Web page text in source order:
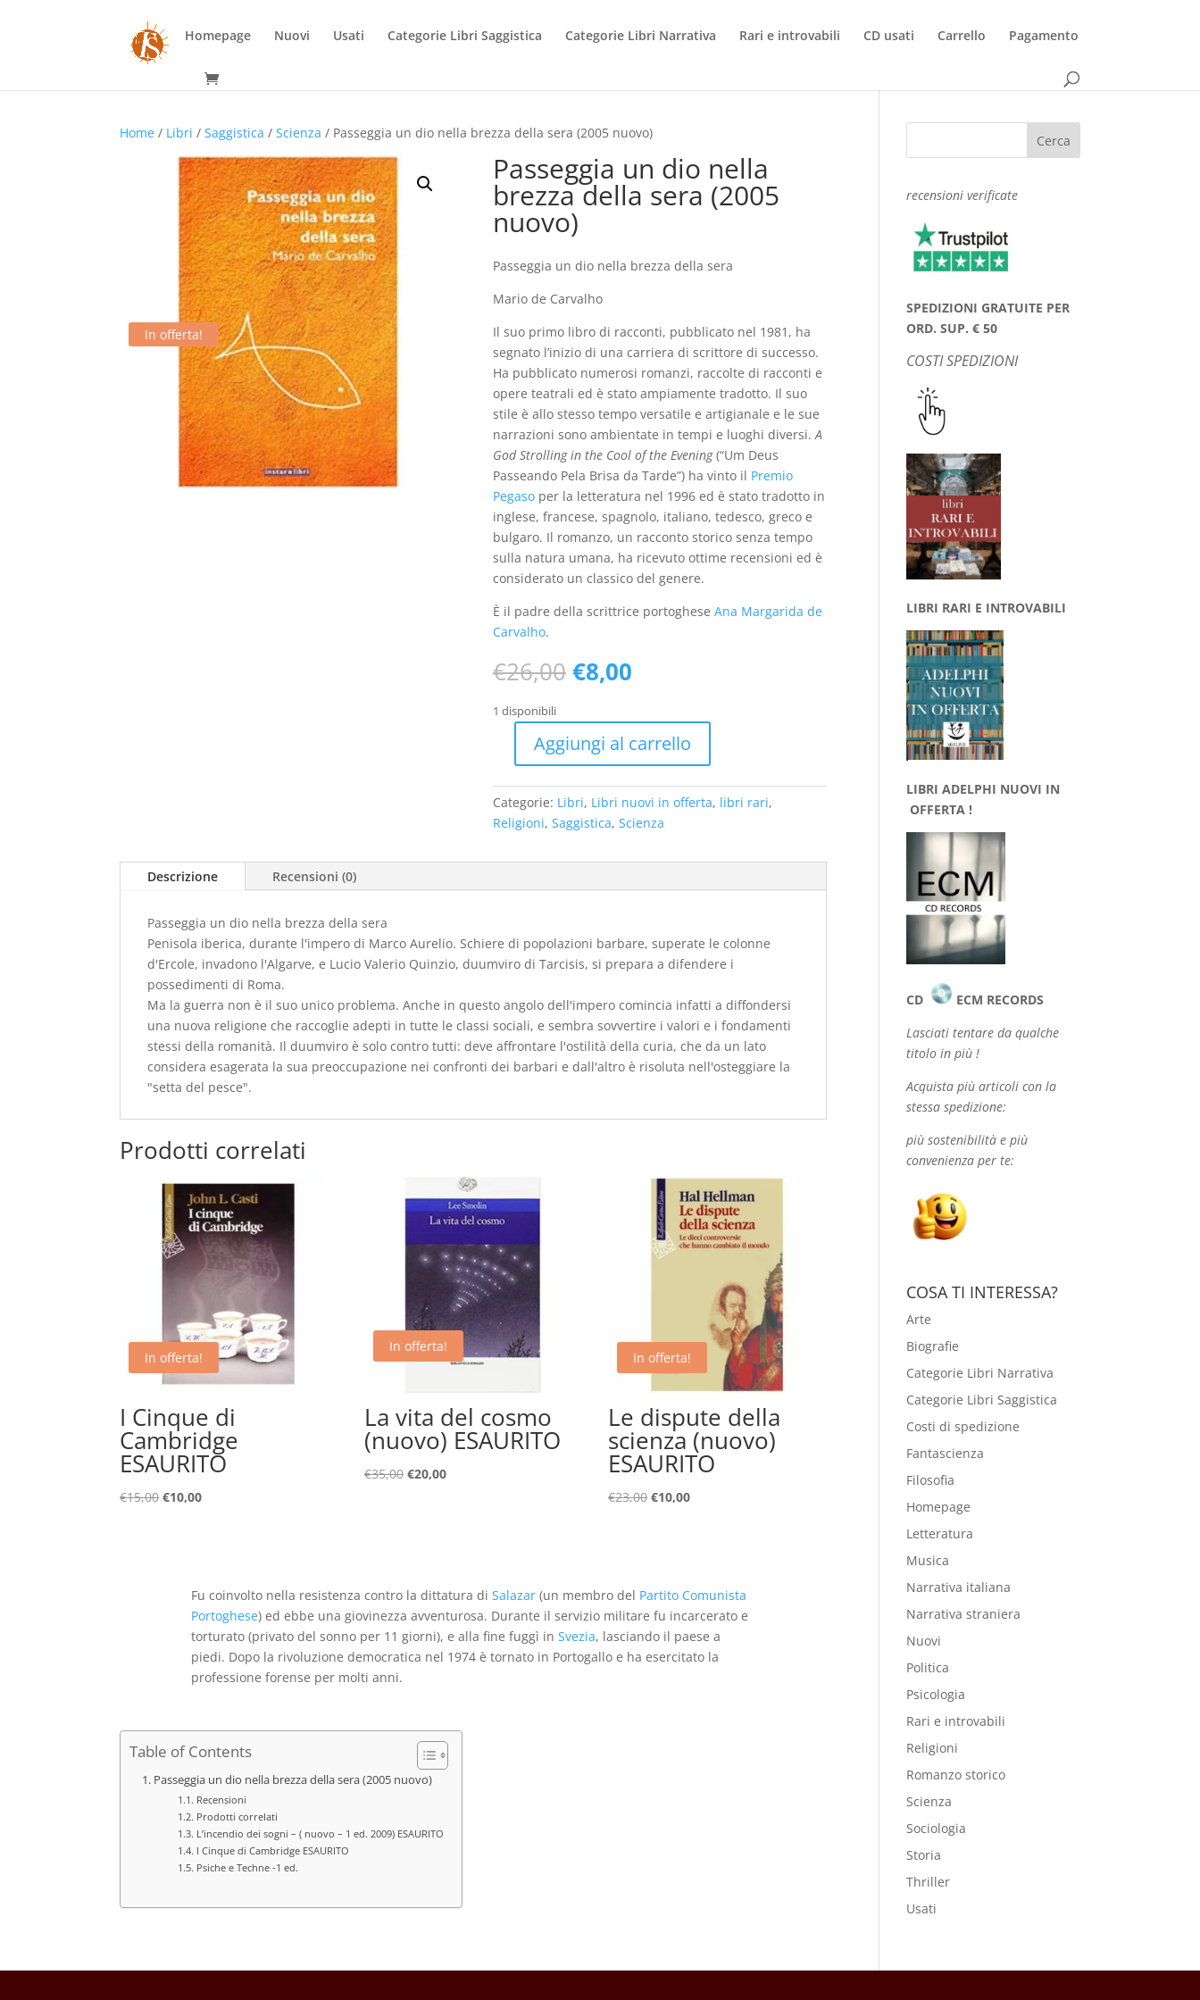
Homepage Nuovi Usati Categorie Libri Saggistica Categorie Libri Narrativa Rari e introvabili CD usati Carrello Pagamento
Home / Libri /Saggistica /Scienza / Passeggia un dio nella brezza della sera (2005 nuovo)
In offerta!
Passeggia un dio nella
brezza della sera (2005
nuovo)
Passeggia un dio nella brezza della sera
Mario de Carvalho
Il suo primo libro di racconti, pubblicato nel 1981, ha
segnato l’inizio di una carriera di scrittore di successo.
Ha pubblicato numerosi romanzi, raccolte di racconti e
opere teatrali ed è stato ampiamente tradotto. Il suo
stile è allo stesso tempo versatile e artigianale e le sue
narrazioni sono ambientate in tempi e luoghi diversi. A
God Strolling in the Cool of the Evening(“Um Deus
Passeando Pela Brisa da Tarde”) ha vinto il Premio
Pegasoper la letteratura nel 1996 ed è stato tradotto in
inglese, francese, spagnolo, italiano, tedesco, greco e
bulgaro. Il romanzo, un racconto storico senza tempo
sulla natura umana, ha ricevuto ottime recensioni ed è
considerato un classico del genere.
È il padre della scrittrice portoghese Ana Margarida de
Carvalho.
€26,00Il
prezzo
era:
€26,00.
€8,00Il
è:
€8,00.
1 disponibili
Passeggia
dio
nella
brezza
quantità
Aggiungi al carrello
Categorie: Libri, Libri nuovi in offerta, libri rari,
Religioni, Saggistica, Scienza
Descrizione Recensioni (0)
Passeggia un dio nella brezza della sera
Penisola iberica, durante l'impero di Marco Aurelio. Schiere di popolazioni barbare, superate le colonne
d'Ercole, invadono l'Algarve, e Lucio Valerio Quinzio, duumviro di Tarcisis, si prepara a difendere i
possedimenti di Roma.
Ma la guerra non è il suo unico problema. Anche in questo angolo dell'impero comincia infatti a diffondersi
una nuova religione che raccoglie adepti in tutte le classi sociali, e sembra sovvertire i valori e i fondamenti
stessi della romanità. Il duumviro è solo contro tutti: deve affrontare l'ostilità della curia, che da un lato
considera esagerata la sua preoccupazione nei confronti dei barbari e dall'altro è risoluta nell'osteggiare la
"setta del pesce".
Prodotti correlati
In offerta!
I Cinque di
Cambridge
ESAURITO
€15,00Il
€10,00Il
In offerta!
La vita del cosmo
(nuovo) ESAURITO
€35,00 Il
€20,00Il
In offerta!
Le dispute della
scienza (nuovo)
ESAURITO
€23,00Il
€10,00Il
Fu coinvolto nella resistenza contro la dittatura di Salazar(un membro del Partito Comunista
Portoghese) ed ebbe una giovinezza avventurosa. Durante il servizio militare fu incarcerato e
torturato (privato del sonno per 11 giorni), e alla fine fuggì in Svezia, lasciando il paese a
piedi. Dopo la rivoluzione democratica nel 1974 è tornato in Portogallo e ha esercitato la
professione forense per molti anni.
Table of Contents
Passeggia un dio nella brezza della sera (2005 nuovo)
Recensioni
Prodotti correlati
L’incendio dei sogni – ( nuovo – 1 ed. 2009) ESAURITO
I Cinque di Cambridge ESAURITO
Psiche e Techne -1 ed.
recensioni verificate
SPEDIZIONI GRATUITE PER
ORD. SUP. € 50
COSTI SPEDIZIONI
LIBRI RARI E INTROVABILI
LIBRI ADELPHI NUOVI IN
OFFERTA !
CD
ECM RECORDS
Lasciati tentare da qualche
titolo in più !
Acquista più articoli con la
stessa spedizione:
più sostenibilità e più
convenienza per te:
COSA TI INTERESSA?
Arte
Biografie
Categorie Libri Narrativa
Categorie Libri Saggistica
Costi di spedizione
Fantascienza
Filosofia
Homepage
Letteratura
Musica
Narrativa italiana
Narrativa straniera
Nuovi
Politica
Psicologia
Rari e introvabili
Religioni
Romanzo storico
Scienza
Sociologia
Storia
Thriller
Usati